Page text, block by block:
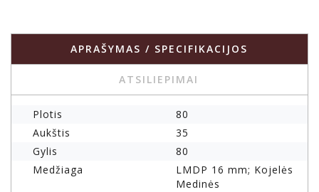
APRAŠYMAS / SPECIFIKACIJOS
ATSILIEPIMAI
Plotis
80
Aukštis
35
Gylis
80
Medžiaga
LMDP 16 mm; Kojelės
Medinės